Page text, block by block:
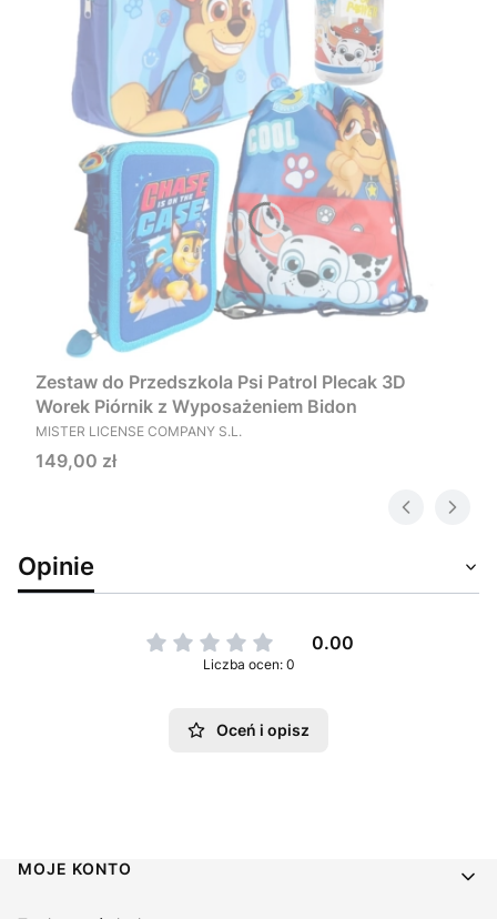
Zestaw do Przedszkola Psi Patrol Plecak 3D
Worek Piórnik z Wyposażeniem Bidon
PRODUCENT
MISTER LICENSE COMPANY S.L.
Cena
149,00 zł
Opinie
0.00
Liczba ocen: 0
Oceń i opisz
Linki w stopce
MOJE KONTO